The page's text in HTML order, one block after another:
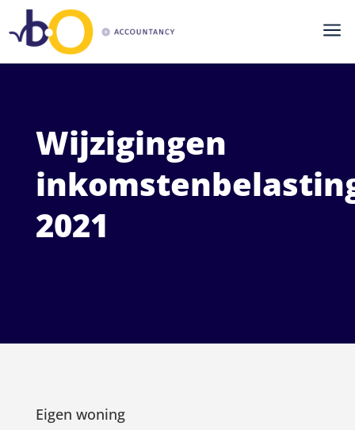
a
Wijzigingen
2021
Eigen woning